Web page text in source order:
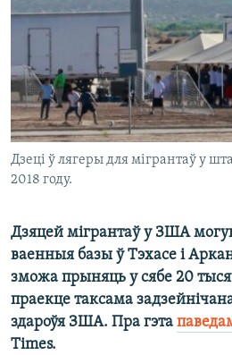
КУЛЬТУРА
МОВА
Дзеці ў лягеры для мігрантаў у
2018 году.
Дзяцей мігрантаў у ЗША
ваенныя базы ў Тэхасе і
зможа прыняць у сябе 20
праекце таксама
здароўя ЗША. Пра гэта
Times.